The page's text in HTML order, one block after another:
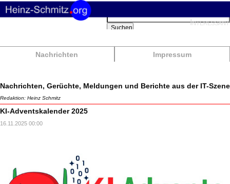
Nachrichten Impressum
Suchbegriffe
Suchen
Nachrichten, Gerüchte, Meldungen und Berichte aus der IT-Szene
Redaktion: Heinz Schmitz
KI-Adventskalender 2025
16.11.2025 00:00